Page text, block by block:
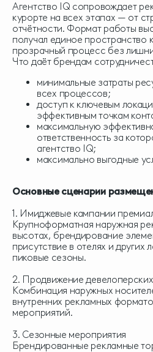
Агентство IQ сопровождает
курорте на всех этапах — от
отчётности. Формат работы
получал единое пространство
прозрачный процесс без
Что даёт брендам
минимальные затраты
всех процессов;
доступ к ключевым
эффективным точкам
максимальную
ответственность за
агентство IQ;
максимально выгодные
Основные сценарии
1. Имиджевые кампании
Крупноформатная наружная
высотах, брендирование
присутствие в отелях и других
пиковые сезоны.
2. Продвижение
Комбинация наружных
внутренних рекламных
мероприятий.
3. Сезонные мероприятия
Брендированные рекламные